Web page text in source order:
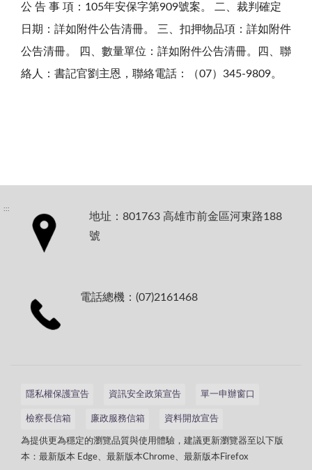
公 告 事 項：105年安保字第909號案。 二、裁判確定
日期：詳如附件公告清冊。 三、扣押物品項：詳如附件
公告清冊。 四、數量單位：詳如附件公告清冊。四、聯
絡人：書記官劉主恩，聯絡電話：（07）345-9809。
:::
地址：801763 高雄市前金區河東路188
號
電話總機：(07)2161468
隱私權保護宣告 資訊安全政策宣告 單一申辦窗口
檢察長信箱 廉政服務信箱 資料開放宣告
為提供更為穩定的瀏覽品質與使用體驗，建議更新瀏覽器至以下版
本：最新版本 Edge、最新版本Chrome、最新版本Firefox